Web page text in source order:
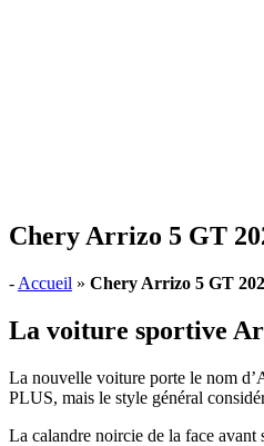
Chery Arrizo 5 GT
- Accueil » Chery Arrizo 5 GT
La voiture sportive
La nouvelle voiture porte le nom
PLUS, mais le style général
La calandre noircie de la face avant